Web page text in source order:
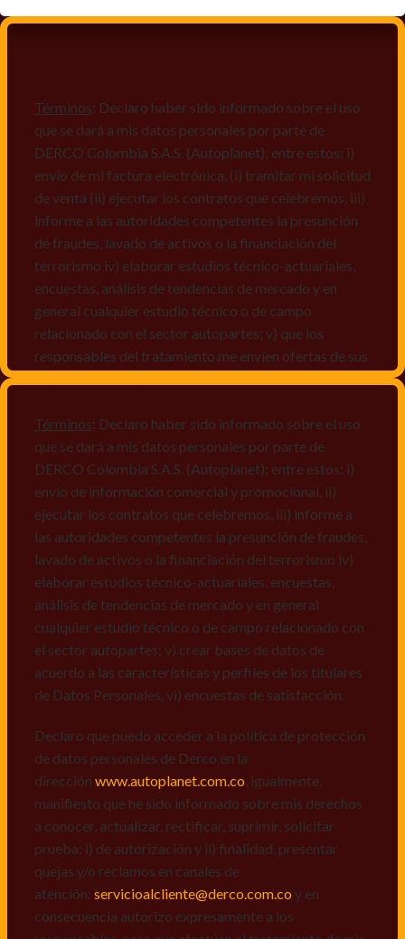
Términos: Declaro haber sido informado sobre el uso
que se dará a mis datos personales por parte de
DERCO Colombia S.A.S. (Autoplanet); entre estos: i)
envío de mi factura electrónica, (i) tramitar mi solicitud
de venta (ii) ejecutar los contratos que celebremos, iii)
informe a las autoridades competentes la presunción
de fraudes, lavado de activos o la financiación del
terrorismo iv) elaborar estudios técnico-actuariales,
encuestas, análisis de tendencias de mercado y en
general cualquier estudio técnico o de campo
relacionado con el sector autopartes; v) que los
responsables del tratamiento me envíen ofertas de sus
mismos, vi) crear bases de datos de acuerdo a las
características y perfiles de los titulares de Datos
Personales, v) encuestas de satisfacción, vi) reportes
recall.
Declaro que puedo acceder a la política de protección
de datos personales de Derco en la
direcciónwww.autoplanet.com.co, igualmente,
manifiesto que he sido informado sobre mis derechos
a conocer, actualizar, rectificar, suprimir, solicitar
prueba: i) de autorización y ii) finalidad, presentar
quejas y/o reclamos en canales de
atención: servicioalcliente@derco.com.coy en
responsables, para que efectúen el tratamiento de mis
datos conforme lo expuesto.
Términos: Declaro haber sido informado sobre el uso
que se dará a mis datos personales por parte de
DERCO Colombia S.A.S. (Autoplanet); entre estos: i)
envío de información comercial y promocional, ii)
ejecutar los contratos que celebremos, iii) informe a
las autoridades competentes la presunción de fraudes,
lavado de activos o la financiación del terrorismo iv)
elaborar estudios técnico-actuariales, encuestas,
análisis de tendencias de mercado y en general
cualquier estudio técnico o de campo relacionado con
el sector autopartes; v) crear bases de datos de
acuerdo a las características y perfiles de los titulares
de Datos Personales, vi) encuestas de satisfacción.
Declaro que puedo acceder a la política de protección
de datos personales de Derco en la
dirección www.autoplanet.com.co , igualmente,
manifiesto que he sido informado sobre mis derechos
a conocer, actualizar, rectificar, suprimir, solicitar
prueba: i) de autorización y ii) finalidad, presentar
quejas y/o reclamos en canales de
atención: servicioalcliente@derco.com.co y en
consecuencia autorizo expresamente a los